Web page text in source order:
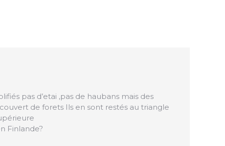
pas d’etai ,pas de haubans mais des
de forets Ils en sont restés au triangle
Finlande?